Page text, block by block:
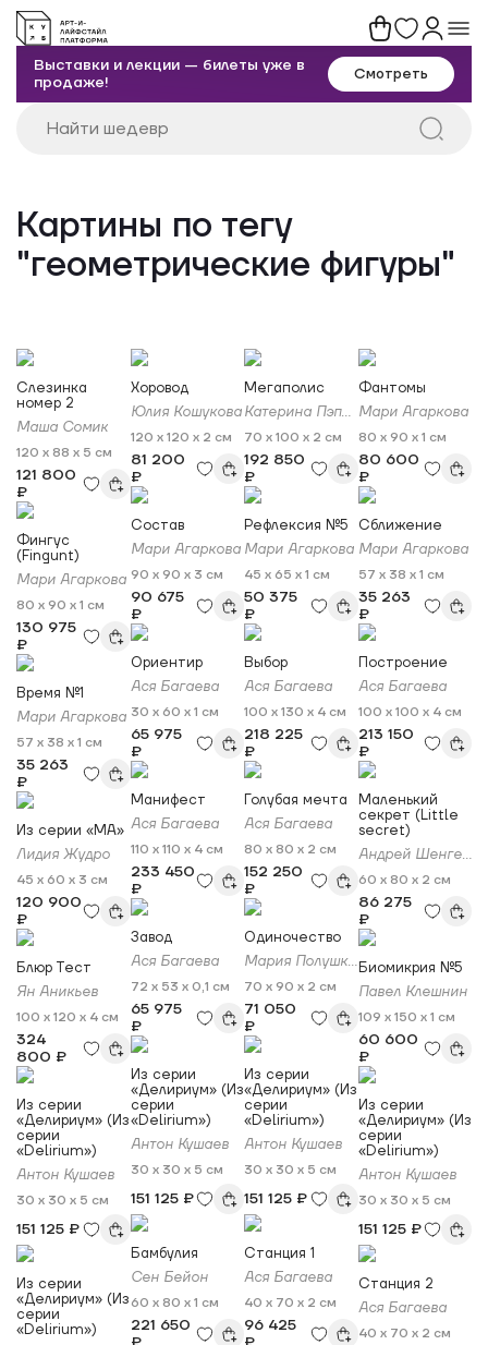
Выставки и лекции — билеты уже в
продаже!
Смотреть
Картины по тегу
"геометрические фигуры"
Слезинка
номер 2
Маша Сомик
120 x 88 x 5 см
121 800
₽
Фингус
(Fingunt)
Мари Агаркова
80 x 90 x 1 см
130 975
₽
Время №1
Мари Агаркова
57 x 38 x 1 см
35 263
₽
Из серии «МА»
Лидия Жудро
45 x 60 x 3 см
120 900
₽
Блюр Тест
Ян Аникьев
100 x 120 x 4 см
324
800 ₽
Из серии
«Делириум» (Из
серии
«Delirium»)
Антон Кушаев
30 x 30 x 5 см
151 125 ₽
Из серии
«Делириум» (Из
серии
«Delirium»)
Хоровод
Юлия Кошукова
120 x 120 x 2 см
81 200
₽
Состав
Мари Агаркова
90 x 90 x 3 см
90 675
₽
Ориентир
Ася Багаева
30 x 60 x 1 см
65 975
₽
Манифест
Ася Багаева
110 x 110 x 4 см
233 450
₽
Завод
Ася Багаева
72 x 53 x 0,1 см
65 975
₽
Из серии
«Делириум» (Из
серии
«Delirium»)
Антон Кушаев
30 x 30 x 5 см
151 125 ₽
Бамбулия
Сен Бейон
60 x 80 x 1 см
221 650
Мегаполис
Катерина Пэпушой
70 x 100 x 2 см
192 850
₽
Рефлексия №5
Мари Агаркова
45 x 65 x 1 см
50 375
₽
Выбор
Ася Багаева
100 x 130 x 4 см
218 225
₽
Голубая мечта
Ася Багаева
80 x 80 x 2 см
152 250
₽
Одиночество
Мария Полушкина
70 x 90 x 2 см
71 050
₽
Из серии
«Делириум» (Из
серии
«Delirium»)
Антон Кушаев
30 x 30 x 5 см
151 125 ₽
Станция 1
Ася Багаева
40 x 70 x 2 см
96 425
Фантомы
Мари Агаркова
80 x 90 x 1 см
80 600
₽
Сближение
Мари Агаркова
57 x 38 x 1 см
35 263
₽
Построение
Ася Багаева
100 x 100 x 4 см
213 150
₽
Маленький
секрет (Little
secret)
Андрей Шенгелия
60 x 80 x 2 см
86 275
₽
Биомикрия №5
Павел Клешнин
109 x 150 x 1 см
60 600
₽
Из серии
«Делириум» (Из
серии
«Delirium»)
Антон Кушаев
30 x 30 x 5 см
151 125 ₽
Станция 2
Ася Багаева
40 x 70 x 2 см